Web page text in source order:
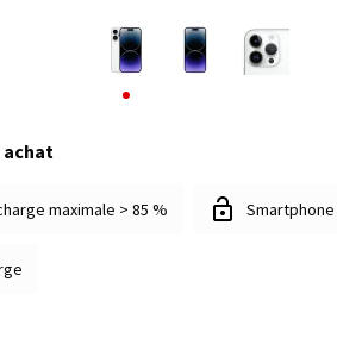
achat
maximale > 85 %